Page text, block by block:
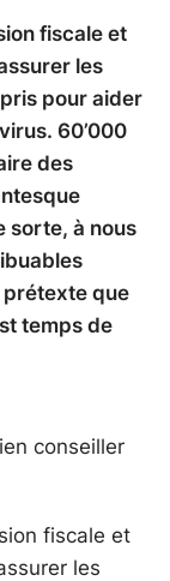
fiscale et
les
pour aider
60’000
des
sorte, à nous
que
temps de
conseiller
fiscale et
les